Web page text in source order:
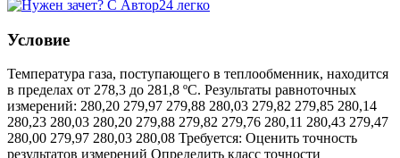
Условие
Температура газа, поступающего в теплообменник, находится
в пределах от 278,3 до 281,8 ºС. Результаты равноточных
измерений: 280,20 279,97 279,88 280,03 279,82 279,85 280,14
280,23 280,03 280,20 279,88 279,82 279,76 280,11 280,43 279,47
280,00 279,97 280,03 280,08 Требуется: Оценить точность
результатов измерений Определить класс точности